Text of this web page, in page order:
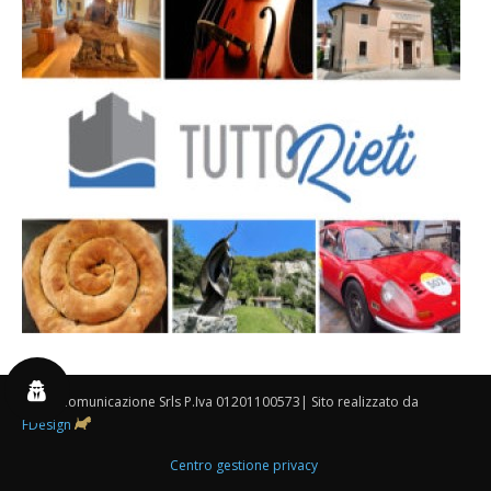
By 3P Comunicazione Srls P.Iva 01201100573| Sito realizzato da
FDesign
Centro gestione privacy